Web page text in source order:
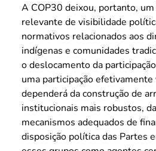
A COP30 deixou, portanto,
relevante de visibilidade
normativos relacionados aos
indígenas e comunidades
o deslocamento da
uma participação
dependerá da construção de
institucionais mais robustos,
mecanismos adequados de
disposição política das Partes